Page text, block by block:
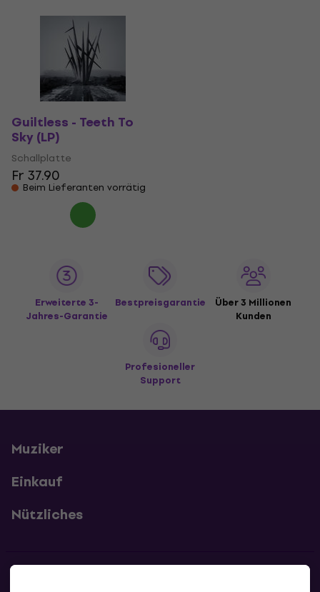
Guiltless - Teeth To
Sky (LP)
Schallplatte
Fr 37.90
Beim Lieferanten vorrätig
Erweiterte 3-
Jahres-Garantie
Bestpreisgarantie
Über 3 Millionen
Kunden
Profesioneller
Support
Muziker
Einkauf
Nützliches